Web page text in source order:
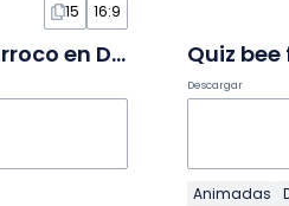
15 16:9
Artes del Renacimiento y el Barroco en Diapositivas para 9.º grado Quiz
Descargar
Animadas